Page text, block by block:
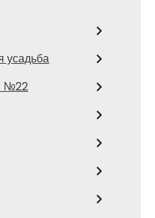
усадьба
№22